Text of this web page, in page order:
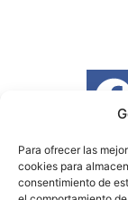
Para ofrecer las
cookies para
consentimiento de